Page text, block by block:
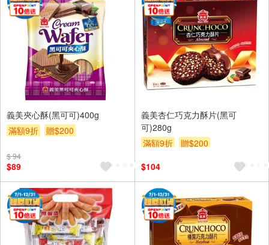
義美夾心酥(黑可可)400g
滿額9折
贈$200
$ 94
$89
義美杏仁巧克力酥片(黑可
可)280g
滿額9折
贈$200
$104